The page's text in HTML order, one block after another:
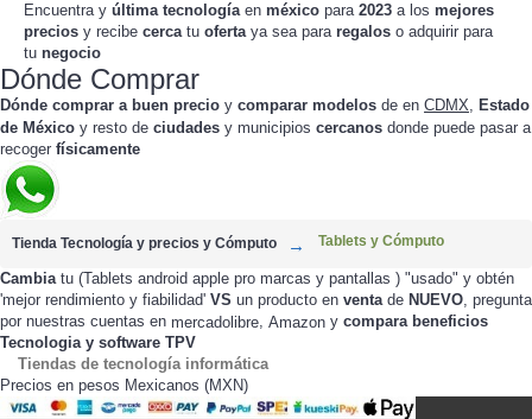
Encuentra y última tecnologíaen méxico para 2023 a los mejores
precios y recibe cercatu ofertaya sea para regalos o adquirir para
tu negocio
Dónde Comprar
Dónde comprar a buen precio y comparar modelos de en CDMX, Estado
de México y resto de ciudades y municipios cercanos donde puede pasar a
recoger físicamente
Tienda Tecnología y precios y Cómputo Tablets y Cómputo
Cambia tu (Tablets android apple pro marcas y pantallas ) "usado" y obtén
'mejor rendimiento y fiabilidad' VS un producto en venta de NUEVO , pregunta
por nuestras cuentas en mercadolibre Amazon y compara beneficios
Tecnologia y software TPV
Tiendas de tecnología informática
Precios en pesos Mexicanos (MXN)